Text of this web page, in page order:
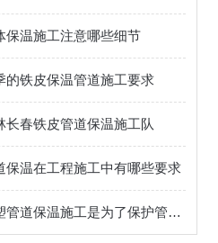
保温施工注意哪些细节
的铁皮保温管道施工要求
长春铁皮管道保温施工队
保温在工程施工中有哪些要求
橡塑管道保温施工是为了保护管道不受外界气温的影响